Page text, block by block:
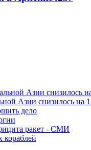
Азии снизилось на
дело
ракет - СМИ
кораблей